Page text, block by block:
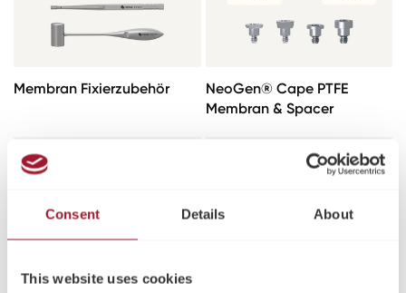
Consent Details About
This website uses cookies
Membran Fixierzubehör
NeoGen® Cape PTFE
Membran & Spacer